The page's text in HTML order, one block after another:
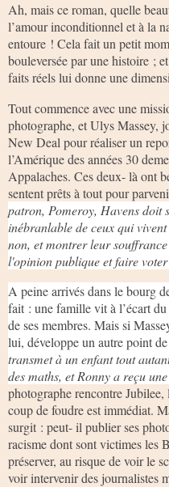
Ah, mais ce roman, quelle
l’amour inconditionnel et à la
entoure ! Cela fait un petit
bouleversée par une histoire ;
faits réels lui donne une
Tout commence avec une
photographe, et Ulys Massey,
New Deal pour réaliser un
l’Amérique des années 30
Appalaches. Ces deux- là ont
sentent prêts à tout pour
patron, Pomeroy, Havens doit
inébranlable de ceux qui
non, et montrer leur
l'opinion publique et faire
A peine arrivés dans le bourg
fait : une famille vit à l’écart
de ses membres. Mais si
lui, développe un autre point
transmet à un enfant tout
des maths, et Ronny a reçu
photographe rencontre
coup de foudre est immédiat.
surgit : peut- il publier ses
racisme dont sont victimes les
préserver, au risque de voir le
voir intervenir des journalistes